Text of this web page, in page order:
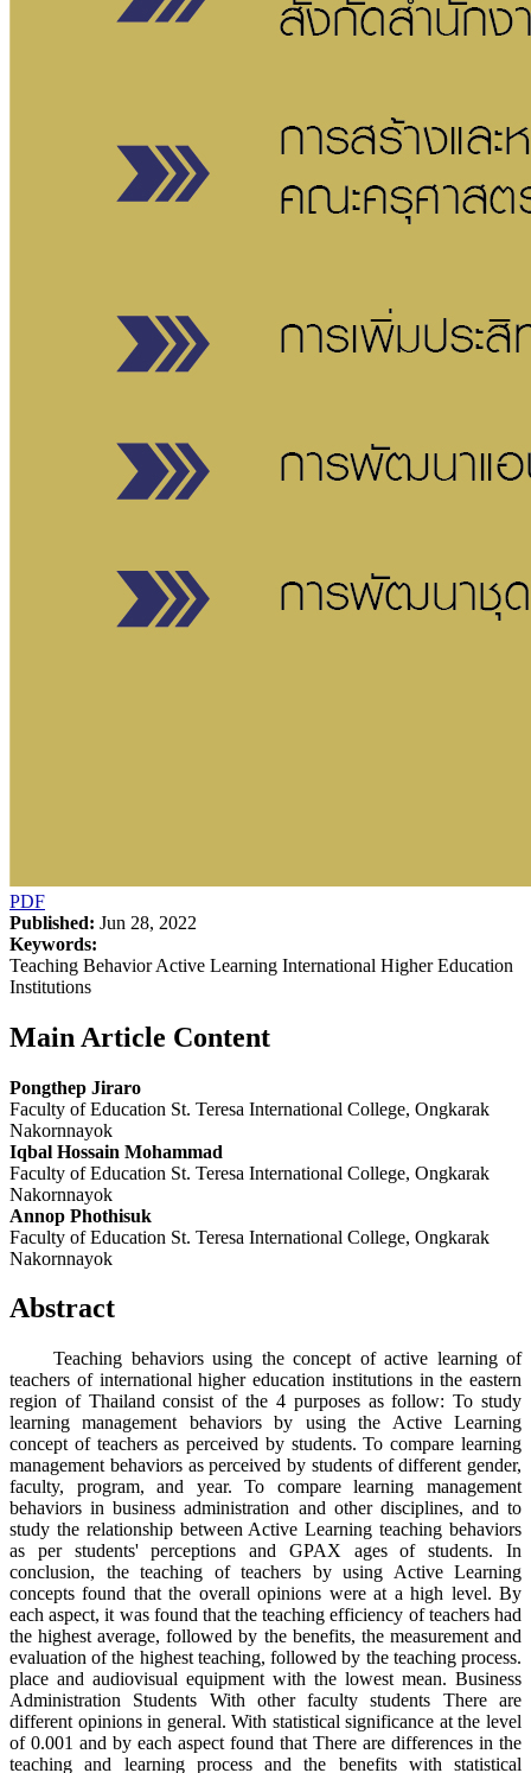
PDF
Published: Jun 28, 2022
Keywords:
Teaching Behavior Active Learning International Higher Education
Institutions
Main Article Content
Pongthep Jiraro
Faculty of Education St. Teresa International College, Ongkarak
Nakornnayok
Iqbal Hossain Mohammad
Faculty of Education St. Teresa International College, Ongkarak
Nakornnayok
Annop Phothisuk
Faculty of Education St. Teresa International College, Ongkarak
Nakornnayok
Abstract
Teaching behaviors using the concept of active learning of
teachers of international higher education institutions in the eastern
region of Thailand consist of the 4 purposes as follow: To study
learning management behaviors by using the Active Learning
concept of teachers as perceived by students. To compare learning
management behaviors as perceived by students of different gender,
faculty, program, and year. To compare learning management
behaviors in business administration and other disciplines, and to
study the relationship between Active Learning teaching behaviors
as per students' perceptions and GPAX ages of students. In
conclusion, the teaching of teachers by using Active Learning
concepts found that the overall opinions were at a high level. By
each aspect, it was found that the teaching efficiency of teachers had
the highest average, followed by the benefits, the measurement and
evaluation of the highest teaching, followed by the teaching process.
place and audiovisual equipment with the lowest mean. Business
Administration Students With other faculty students There are
different opinions in general. With statistical significance at the level
of 0.001 and by each aspect found that There are differences in the
teaching and learning process and the benefits with statistical